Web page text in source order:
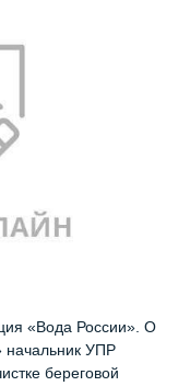
«Вода России». О
начальник УПР
береговой